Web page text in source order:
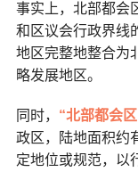
事实上，北部都会
和区议会行政界线
地区完整地整合为
略发展地区。
同时， “北部都会
政区，陆地面积约
定地位或规范，以